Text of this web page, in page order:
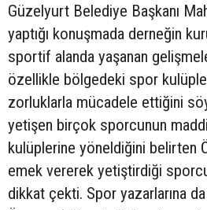
Güzelyurt Belediye Başkanı
yaptığı konuşmada derneğin
sportif alanda yaşanan
özellikle bölgedeki spor
zorluklarla mücadele ettiğini
yetişen birçok sporcunun
kulüplerine yöneldiğini belirten
emek vererek yetiştirdiği
dikkat çekti. Spor yazarlarına